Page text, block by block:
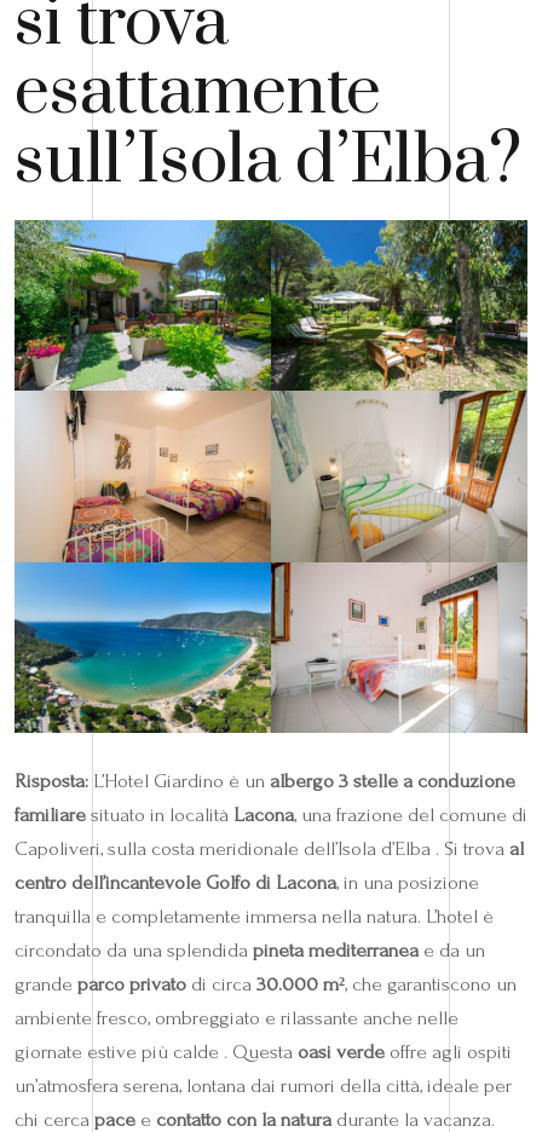
si trova
esattamente
sull’Isola d’Elba?
Risposta: L’Hotel Giardino è un albergo 3 stelle a conduzione
familiare situato in località Lacona, una frazione del comune di
Capoliveri, sulla costa meridionale dell’Isola d’Elba . Si trova al
centro dell’incantevole Golfo di Lacona, in una posizione
tranquilla e completamente immersa nella natura. L’hotel è
circondato da una splendida pineta mediterraneae da un
grande parco privato di circa 30.000 m², che garantiscono un
ambiente fresco, ombreggiato e rilassante anche nelle
giornate estive più calde . Questa oasi verde offre agli ospiti
un’atmosfera serena, lontana dai rumori della città, ideale per
chi cerca pace e contatto con la naturadurante la vacanza.